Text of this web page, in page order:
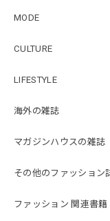
MODE
CULTURE
LIFESTYLE
海外の雑誌
マガジンハウスの雑誌
その他のファッション
ファッション 関連書籍